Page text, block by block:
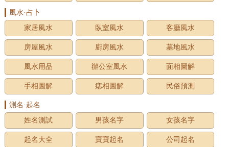
風水·占卜
家居風水
臥室風水 客廳風水
房屋風水 廚房風水 墓地風水
風水用品 辦公室風水 面相圖解
手相圖解 痣相圖解 民俗預測
測名·起名
姓名測試
男孩名字 女孩名字
起名大全 寶寶起名 公司起名